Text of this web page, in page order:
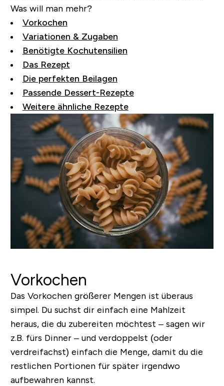
Was will man mehr?
Vorkochen
Variationen & Zugaben
Benötigte Kochutensilien
Das Rezept
Die perfekten Beilagen
Passende Dessert-Rezepte
Weitere ähnliche Rezepte
Vorkochen
Das Vorkochen größerer Mengen ist überaus
simpel. Du suchst dir einfach eine Mahlzeit
heraus, die du zubereiten möchtest – sagen wir
z.B. fürs Dinner – und verdoppelst (oder
verdreifachst) einfach die Menge, damit du die
restlichen Portionen für später irgendwo
aufbewahren kannst.